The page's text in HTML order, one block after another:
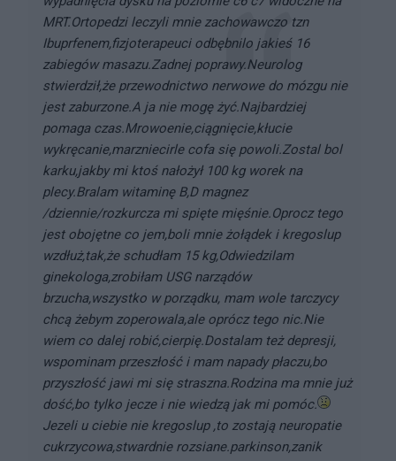
MRT.Ortopedzi leczyli mnie zachowawczo tzn
Ibuprfenem,fizjoterapeuci odbębnilo jakieś 16
zabiegów masazu.Zadnej poprawy.Neurolog
stwierdził,że przewodnictwo nerwowe do mózgu nie
jest zaburzone.A ja nie mogę żyć.Najbardziej
pomaga czas.Mrowoenie,ciągnięcie,kłucie
wykręcanie,marzniecirle cofa się powoli.Zostal bol
karku,jakby mi ktoś nałożył 100 kg worek na
plecy.Bralam witaminę B,D magnez
/dziennie/rozkurcza mi spięte mięśnie.Oprocz tego
jest obojętne co jem,boli mnie żołądek i kregoslup
wzdłuż,tak,że schudłam 15 kg,Odwiedzilam
ginekologa,zrobiłam USG narządów
brzucha,wszystko w porządku, mam wole tarczycy
chcą żebym zoperowala,ale oprócz tego nic.Nie
wiem co dalej robić,cierpię.Dostalam też depresji,
wspominam przeszłość i mam napady płaczu,bo
przyszłość jawi mi się straszna.Rodzina ma mnie już
dość,bo tylko jecze i nie wiedzą jak mi pomóc.
Jezeli u ciebie nie kregoslup ,to zostają neuropatie
cukrzycowa,stwardnie rozsiane.parkinson,zanik